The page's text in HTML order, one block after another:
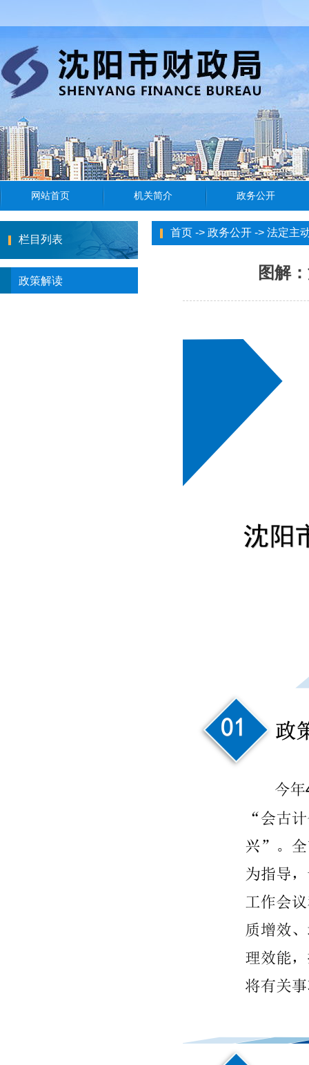
栏目列表
政策解读
首页 -> 政务公开 -> 法定主
图解